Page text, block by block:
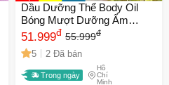
Dầu Dưỡng Thể Body Oil
Bóng Mượt Dưỡng Ẩm
Chống Khô Da, Làm Mềm
Da Với 4% BHA, Dầu Jojoba,
Avocado, Macadamia,
Vitamin E
51.999đ 55.999đ
5 2 Đã bán
Trong ngày
Hồ
Chí
Minh